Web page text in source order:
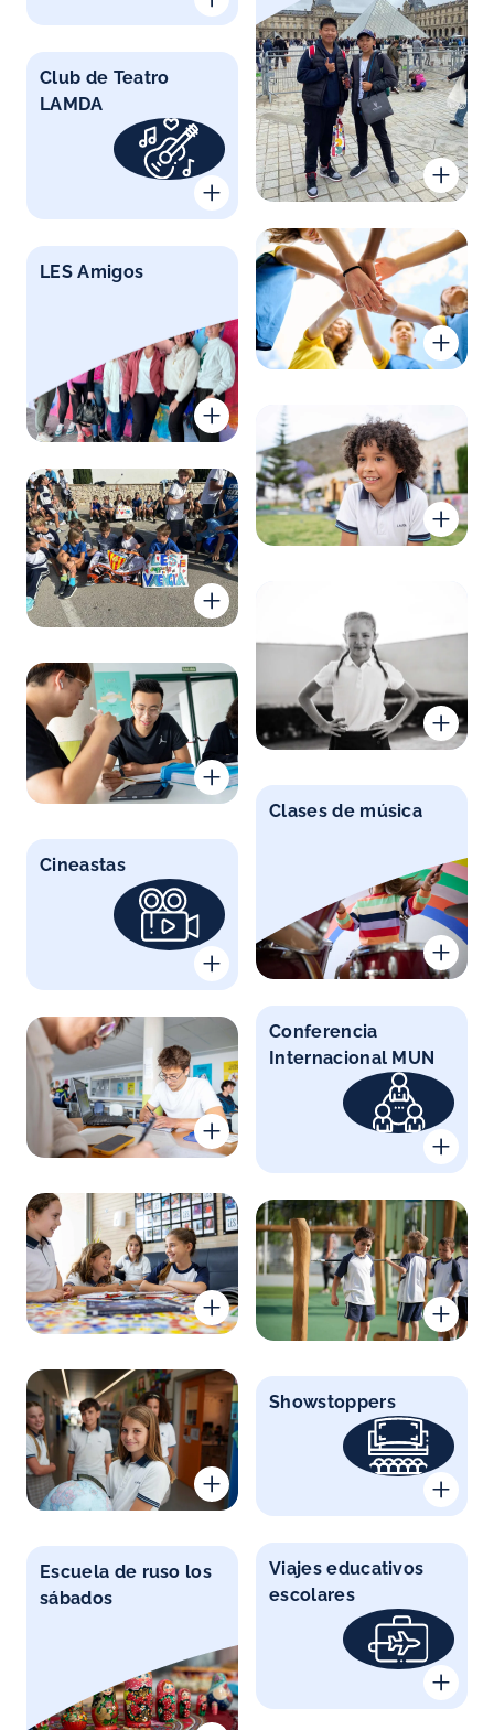
Club de Teatro
LAMDA
LES Amigos
Clases de música
Cineastas
Conferencia
Internacional MUN
Showstoppers
Viajes educativos
escolares
Escuela de ruso los
sábados